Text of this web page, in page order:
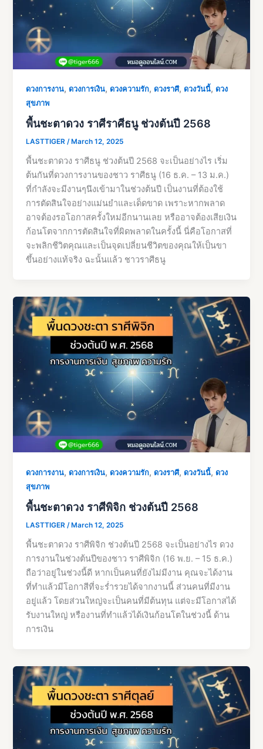
ดวงการงาน,ดวงการเงิน,ดวงความรัก,ดวงราศี,ดวงวันนี้,ดวง
สุขภาพ
พื้นชะตาดวง ราศีราศีธนู ช่วงต้นปี 2568
LASTTIGER/ March 12, 2025
พื้นชะตาดวง ราศีธนู ช่วงต้นปี 2568 จะเป็นอย่างไร เริ่ม
ต้นกันที่ดวงการงานของชาว ราศีธนู (16 ธ.ค. – 13 ม.ค.)
ที่กำลังจะมีงานๆนึงเข้ามาในช่วงต้นปี เป็นงานที่ต้องใช้
การตัดสินใจอย่างแม่นยำและเด็ดขาด เพราะหากพลาด
อาจต้องรอโอกาสครั้งใหม่อีกนานเลย หรืออาจต้องเสียเงิน
ก้อนโตจากการตัดสินใจที่ผิดพลาดในครั้งนี้ นี่คือโอกาสที่
จะพลิกชีวิตคุณและเป็นจุดเปลี่ยนชีวิตของคุณให้เป็นขา
ขึ้นอย่างแท้จริง ฉะนั้นแล้ว ชาวราศีธนู
ดวงการงาน,ดวงการเงิน,ดวงความรัก,ดวงราศี,ดวงวันนี้,ดวง
สุขภาพ
พื้นชะตาดวง ราศีพิจิก ช่วงต้นปี 2568
LASTTIGER/ March 12, 2025
พื้นชะตาดวง ราศีพิจิก ช่วงต้นปี 2568 จะเป็นอย่างไร ดวง
การงานในช่วงต้นปีของชาว ราศีพิจิก (16 พ.ย. – 15 ธ.ค.)
ถือว่าอยู่ในช่วงนี้ดี หากเป็นคนที่ยังไม่มีงาน คุณจะได้งาน
ที่ทำแล้วมีโอกาสีที่จะร่ำรวยได้จากงานนี้ ส่วนคนที่มีงาน
อยู่แล้ว โดยส่วนใหญ่จะเป็นคนที่มีต้นทุน แต่จะมีโอกาสได้
รับงานใหญ่ หรืองานที่ทำแล้วได้เงินก้อนโตในช่วงนี้ ด้าน
การเงิน